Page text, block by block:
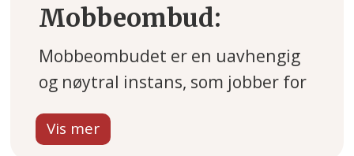
Mobbeombud:
Mobbeombudet er en uavhengig
og nøytral instans, som jobber for
barn og unges rett til et trygt og
godt læringsmiljø.